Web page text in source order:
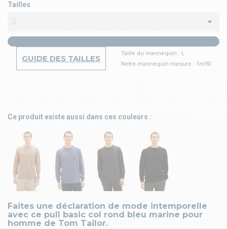
Faites une déclaration de mode intemporelle
avec ce pull basic col rond bleu marine pour
homme de Tom Tailor.
Tailles
GUIDE DES TAILLES
Taille du mannequin : L
Notre mannequin mesure : 1m90
Ce produit existe aussi dans ces couleurs :